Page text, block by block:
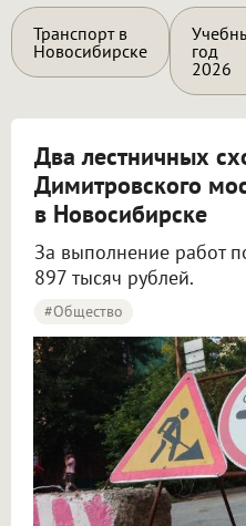
Транспорт в
Новосибирске
год
2026
Два лестничных
Димитровского
в Новосибирске
За выполнение работ
897 тысяч рублей.
#Общество